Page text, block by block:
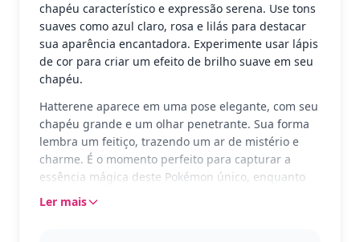
chapéu característico e expressão serena. Use tons
suaves como azul claro, rosa e lilás para destacar
sua aparência encantadora. Experimente usar lápis
de cor para criar um efeito de brilho suave em seu
chapéu.
Hatterene aparece em uma pose elegante, com seu
chapéu grande e um olhar penetrante. Sua forma
lembra um feitiço, trazendo um ar de mistério e
charme. É o momento perfeito para capturar a
essência mágica deste Pokémon único, enquanto
ele parece pronto para lançar um encantamento
Ler mais